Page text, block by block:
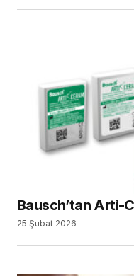
Bausch’tan Arti-
25 Şubat 2026